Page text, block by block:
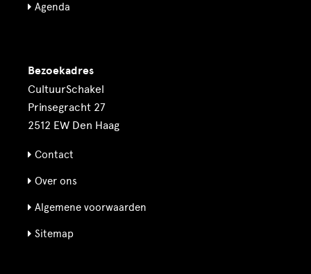
Agenda
Bezoekadres
CultuurSchakel
Prinsegracht 27
2512 EW Den Haag
Contact
Over ons
Algemene voorwaarden
Sitemap